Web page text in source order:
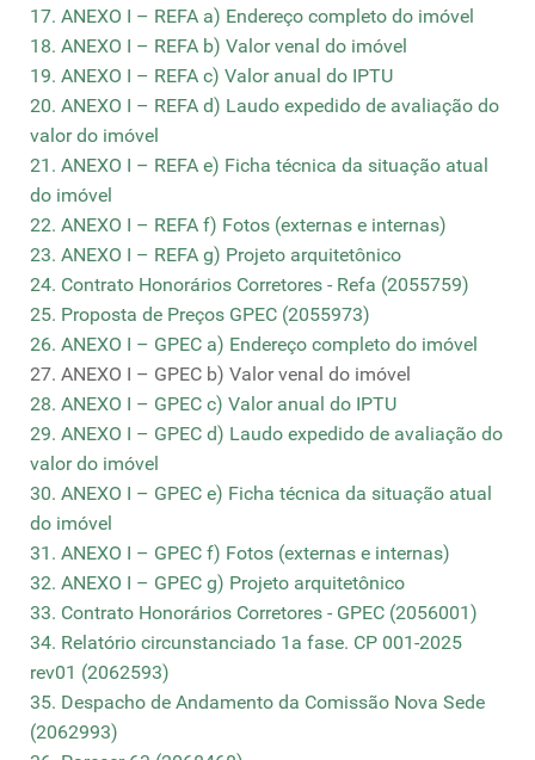
17. ANEXO I – REFA a) Endereço completo do imóvel
18. ANEXO I – REFA b) Valor venal do imóvel
19. ANEXO I – REFA c) Valor anual do IPTU
20. ANEXO I – REFA d) Laudo expedido de avaliação do
valor do imóvel
21. ANEXO I – REFA e) Ficha técnica da situação atual
do imóvel
22. ANEXO I – REFA f) Fotos (externas e internas)
23. ANEXO I – REFA g) Projeto arquitetônico
24. Contrato Honorários Corretores - Refa (2055759)
25. Proposta de Preços GPEC (2055973)
26. ANEXO I – GPEC a) Endereço completo do imóvel
27. ANEXO I – GPEC b) Valor venal do imóvel
28. ANEXO I – GPEC c) Valor anual do IPTU
29. ANEXO I – GPEC d) Laudo expedido de avaliação do
valor do imóvel
30. ANEXO I – GPEC e) Ficha técnica da situação atual
do imóvel
31. ANEXO I – GPEC f) Fotos (externas e internas)
32. ANEXO I – GPEC g) Projeto arquitetônico
33. Contrato Honorários Corretores - GPEC (2056001)
34. Relatório circunstanciado 1a fase. CP 001-2025
rev01 (2062593)
35. Despacho de Andamento da Comissão Nova Sede
(2062993)